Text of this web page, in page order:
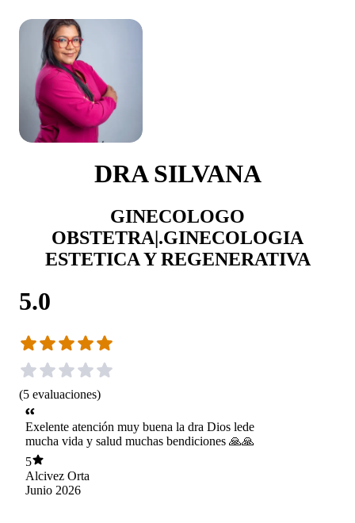
DRA SILVANA
GINECOLOGO
OBSTETRA|.GINECOLOGIA
ESTETICA Y REGENERATIVA
5.0
(5 evaluaciones)
Exelente atención muy buena la dra Dios lede
mucha vida y salud muchas bendiciones 🙏🙏
5
Alcivez Orta
Junio 2026